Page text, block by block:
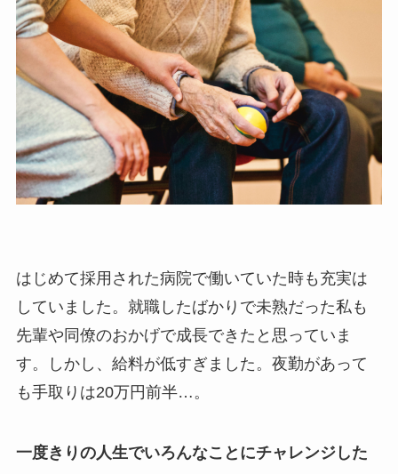
はじめて採用された病院で働いていた時も充実は
していました。就職したばかりで未熟だった私も
先輩や同僚のおかげで成長できたと思っていま
す。しかし、給料が低すぎました。夜勤があって
も手取りは20万円前半…。
一度きりの人生でいろんなことにチャレンジした